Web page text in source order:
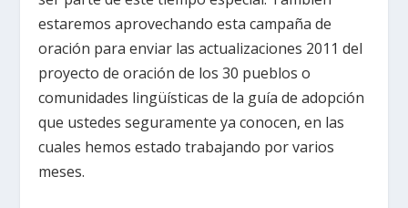
estaremos aprovechando esta campaña de
oración para enviar las actualizaciones 2011 del
proyecto de oración de los 30 pueblos o
comunidades lingüísticas de la guía de adopción
que ustedes seguramente ya conocen, en las
cuales hemos estado trabajando por varios
meses.